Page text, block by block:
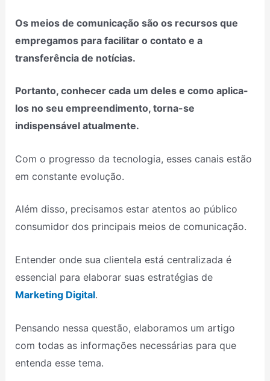
Os meios de comunicação são os recursos que
empregamos para facilitar o contato e a
transferência de notícias.
Portanto, conhecer cada um deles e como aplica-
los no seu empreendimento, torna-se
indispensável atualmente.
Com o progresso da tecnologia, esses canais estão
em constante evolução.
Além disso, precisamos estar atentos ao público
consumidor dos principais meios de comunicação.
Entender onde sua clientela está centralizada é
essencial para elaborar suas estratégias de
Marketing Digital.
Pensando nessa questão, elaboramos um artigo
com todas as informações necessárias para que
entenda esse tema.